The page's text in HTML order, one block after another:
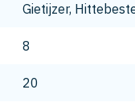
Gietijzer,
8
20